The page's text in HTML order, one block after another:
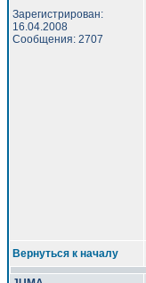
Зарегистрирован:
16.04.2008
Сообщения: 2707
Вернуться к началу